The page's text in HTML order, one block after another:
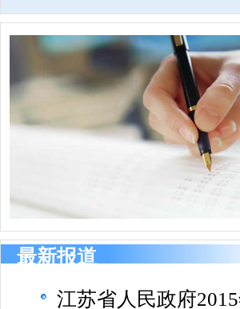
最新报道
江苏省人民政府